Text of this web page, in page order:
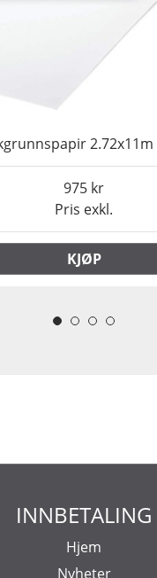
Pris exkl.
975
KJØP
INNBETALING
Hjem
Nyheter